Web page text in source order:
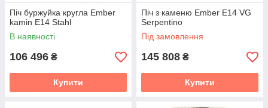
Піч буржуйка кругла Ember
kamin E14 Stahl
В наявності
106 496 ₴
Купити
Піч з каменю Ember E14 VG
Serpentino
Під замовлення
145 808 ₴
Купити